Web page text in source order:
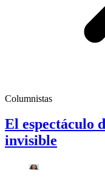
Columnistas
El espectáculo
invisible